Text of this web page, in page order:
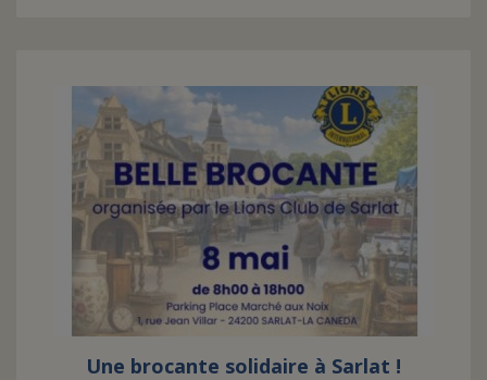
Une brocante solidaire à Sarlat !